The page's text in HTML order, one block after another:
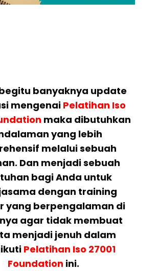
banyaknya update
mengenai Pelatihan Iso
maka dibutuhkan
yang lebih
melalui sebuah
Dan menjadi sebuah
bagi Anda untuk
dengan training
yang berpengalaman di
agar tidak membuat
menjadi jenuh dalam
Pelatihan Iso 27001
Foundation ini.